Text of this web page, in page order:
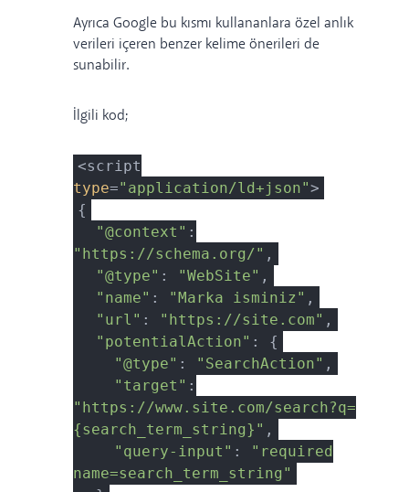
Ayrıca Google bu kısmı kullananlara özel anlık
verileri içeren benzer kelime önerileri de
sunabilir.
İlgili kod;
<script
type="application/ld+json">
{
"@context" :
"https://schema.org/" ,
"@type" : "WebSite" ,
"name" : "Marka isminiz" ,
"url" : "https://site.com" ,
"potentialAction" : {
"@type" : "SearchAction" ,
"target" :
"https://www.site.com/search?q=
{search_term_string}" ,
"query-input" :
"required
name=search_term_string"